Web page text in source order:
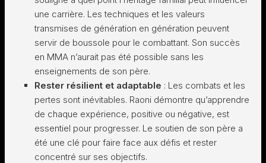
une carrière. Les techniques et les valeurs
transmises de génération en génération peuvent
servir de boussole pour le combattant. Son succès
en MMA n’aurait pas été possible sans les
enseignements de son père.
Rester résilient et adaptable : Les combats et les
pertes sont inévitables. Raoni démontre qu’apprendre
de chaque expérience, positive ou négative, est
essentiel pour progresser. Le soutien de son père a
été une clé pour faire face aux défis et rester
concentré sur ses objectifs.